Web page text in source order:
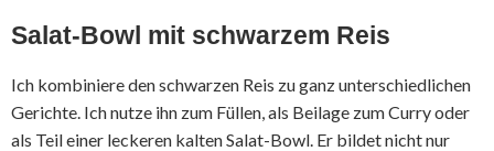
Salat-Bowl mit schwarzem Reis
Ich kombiniere den schwarzen Reis zu ganz unterschiedlichen
Gerichte. Ich nutze ihn zum Füllen, als Beilage zum Curry oder
als Teil einer leckeren kalten Salat-Bowl. Er bildet nicht nur